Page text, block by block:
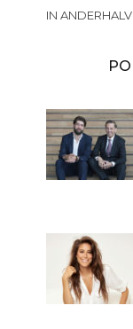
IN